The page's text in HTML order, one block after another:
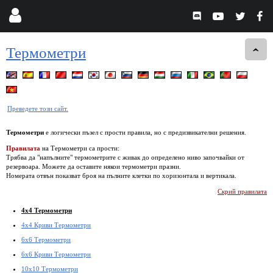
Термометри
Преведете този сайт.
Термометри е логически пъзел с прости правила, но с предизвикателни решения.
Правилата на Термометри са прости:
Трябва да "напълните" термометрите с живак до определено ниво започвайки от
резервоара. Можете да оставите някои термометри празни.
Номерата отвън показват броя на пълните клетки по хоризонтала и вертикала.
Скрий правилата
4x4 Термометри
4x4 Криви Термометри
6x6 Термометри
6x6 Криви Термометри
10x10 Термометри